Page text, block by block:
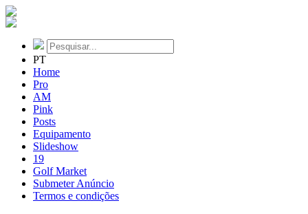
PT
Home
Pro
AM
Pink
Posts
Equipamento
Slideshow
19
Golf Market
Submeter Anúncio
Termos e condições